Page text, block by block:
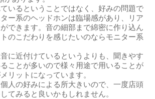
いるということではなく、好みの問題で
ー系のヘッドホンは臨場感があり、リア
できます。音の細部まで綿密に作り込ん
のこだわりを感じたいのならモニター系
に近付けているというよりも、聞きやす
ことが多いので様々用途で用いることが
リットになっています。
人の好みによる所大きいので、一度店頭
てみると良いかもしれません。